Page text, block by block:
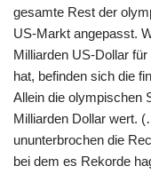
gesamte Rest der
US-Markt angepasst.
Milliarden US-Dollar
hat, befinden sich die
Allein die olympischen
Milliarden Dollar wert.
ununterbrochen die
bei dem es Rekorde